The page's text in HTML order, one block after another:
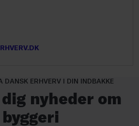
DANSK ERHVERV I DIN INDBAKKE
nyheder om
byggeri